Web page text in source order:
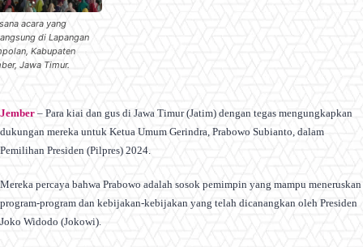
acara yang
di Lapangan
Kabupaten
Jawa Timur.
Jember – Para kiai dan gus di Jawa Timur (Jatim) dengan tegas mengungkapkan
dukungan mereka untuk Ketua Umum Gerindra, Prabowo Subianto, dalam
Pemilihan Presiden (Pilpres) 2024.
Mereka percaya bahwa Prabowo adalah sosok pemimpin yang mampu meneruskan
program-program dan kebijakan-kebijakan yang telah dicanangkan oleh Presiden
Joko Widodo (Jokowi).